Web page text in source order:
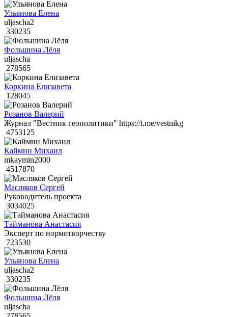
Ульянова Елена
uljascha2
330235
Фольшина Лёля
uljascha
278565
Коркина Елизавета
128045
Розанов Валерий
Журнал "Вестник геополитики" https://t.me/vestnikg
4753125
Каймин Михаил
mkaymin2000
4517870
Масляков Сергей
Руководитель проекта
3034025
Тайманова Анастасия
Эксперт по нормотворчеству
723530
Ульянова Елена
uljascha2
330235
Фольшина Лёля
uljascha